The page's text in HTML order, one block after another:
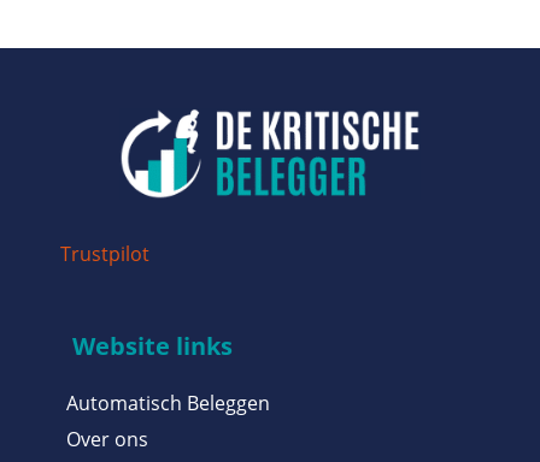
Trustpilot
Website links
Automatisch Beleggen
Over ons